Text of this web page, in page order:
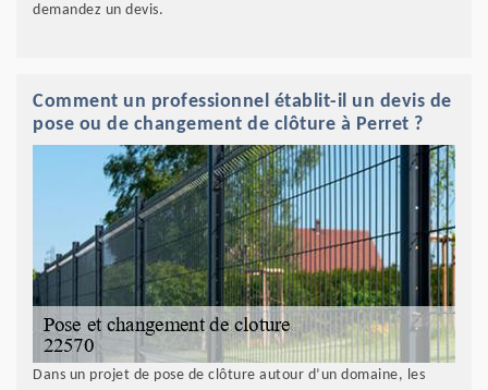
demandez un devis.
Comment un professionnel établit-il un devis de
pose ou de changement de clôture à Perret ?
Dans un projet de pose de clôture autour d’un domaine, les